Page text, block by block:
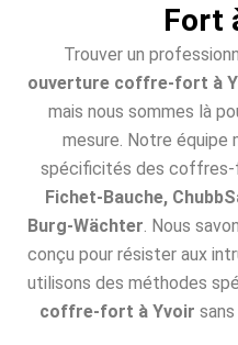
Fort
Trouver un
ouverture coffre-fort à
mais nous sommes là
mesure. Notre
spécificités des coffres-
Fichet-Bauche,
Burg-Wächter . Nous
conçu pour résister aux
utilisons des méthodes
coffre-fort à Yvoir